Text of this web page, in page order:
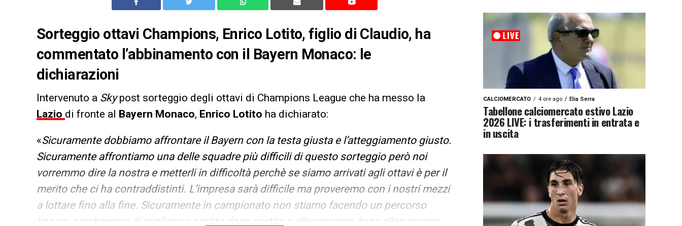
Sorteggio ottavi Champions, Enrico Lotito, figlio di Claudio, ha
commentato l’abbinamento con il Bayern Monaco: le
dichiarazioni
Intervenuto a Skypost sorteggio degli ottavi di Champions League che ha messo la
Lazio di fronte al Bayern Monaco, Enrico Lotito ha dichiarato:
«Sicuramente dobbiamo affrontare il Bayern con la testa giusta e l’atteggiamento giusto.
Sicuramente affrontiamo una delle squadre più difficili di questo sorteggio però noi
vorremmo dire la nostra e metterli in difficoltà perchè se siamo arrivati agli ottavi è per il
merito che ci ha contraddistinti. L’impresa sarà difficile ma proveremo con i nostri mezzi
a lottare fino alla fine. Sicuramente in campionato non stiamo facendo un percorso
lineare, cercheremo di migliorare partita dopo partita e allenamento dopo allenamento.
CALCIOMERCATO 4 ore ago Elia Serra
Tabellone calciomercato estivo Lazio
2026 LIVE: i trasferimenti in entrata e
in uscita